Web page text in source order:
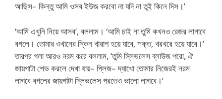
আছিস– কিন্তু আমি ওসব ইউজ করবো না যদি না তুই কিনে দিস।’
‘আমি এখুনি নিয়ে আসব’, বললাম। ‘আমি চাই না তুমি কখনও রেজর লাগাবে
বগলে। তোমার ওখানের স্কিন খারাপ হয়ে যাবে, শক্ত, খরখরে হয়ে যাবে।’
তারপর গলা আরও নরম করে বললাম, ‘তুমি স্লিভলেস ব্লাউজ পরো, ঐ
জায়গাটা শেভ করলে দেখা যায়– প্লিজ– দ্যাখো তোমার নিজেরই নরম
লাগবে বগলের জায়গাটা স্লিভলেস পরতেও ভালো লাগবে।’